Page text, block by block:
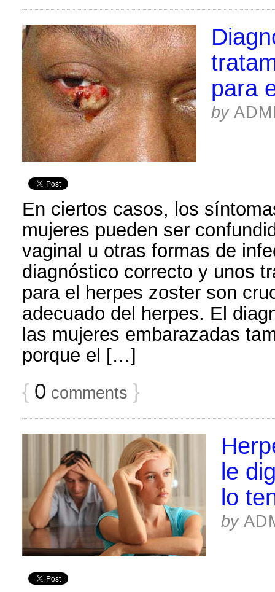
para
by
En ciertos casos, los
mujeres pueden ser
vaginal u otras formas de
diagnóstico correcto y unos
para el herpes zoster son
adecuado del herpes. El
las mujeres embarazadas
porque el […]
{ 0 comments }
le
lo
by